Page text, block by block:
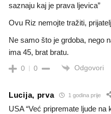
saznaju kaj je prava ljevica”
Ovu Riz nemojte tražiti,
Ne samo što je grdoba, nego
ima 45, brat bratu.
0 0 Odgovori
Lucija, prva 1 godina prije
USA “Već pripremate ljude